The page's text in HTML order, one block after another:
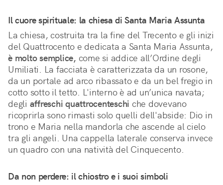
Il cuore spirituale: la chiesa di Santa Maria Assunta
La chiesa, costruita tra la fine del Trecento e gli inizi
è molto semplice, come si addice all’Ordine degli
Umiliati. La facciata è caratterizzata da un rosone,
da un portale ad arco ribassato e da un bel fregio in
cotto sotto il tetto. L'interno è ad un’unica navata;
degli affreschi quattrocenteschi che dovevano
ricoprirla sono rimasti solo quelli dell'abside: Dio in
trono e Maria nella mandorla che ascende al cielo
tra gli angeli. Una cappella laterale conserva invece
un quadro con una natività del Cinquecento.
Da non perdere: il chiostro e i suoi simboli